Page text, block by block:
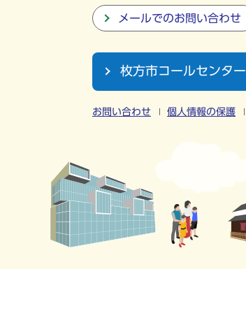
メールでのお問い合わせ
枚方市コールセンター
お問い合わせ 個人情報の保護